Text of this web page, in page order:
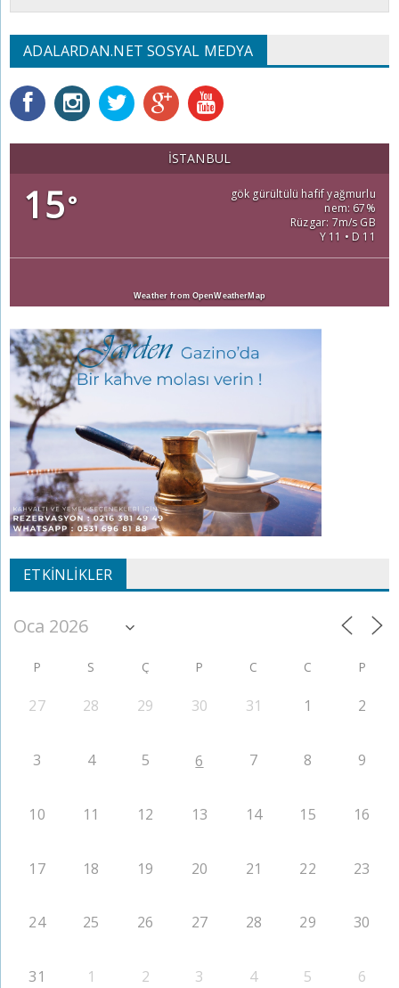
ADALARDAN.NET SOSYAL MEDYA
İSTANBUL
15°
gök gürültülü hafif yağmurlu
nem: 67%
Rüzgar: 7m/s GB
Y 11 • D 11
Weather from OpenWeatherMap
ETKINLIKLER
P S Ç P C C P
27 28 29 30 31 1 2
3 4 5 6 7 8 9
10 11 12 13 14 15 16
17 18 19 20 21 22 23
24 25 26 27 28 29 30
31 1 2 3 4 5 6